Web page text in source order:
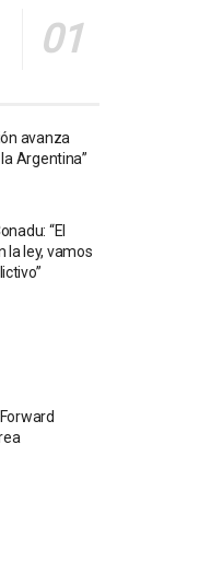
avanza
Argentina”
“El
la ley, vamos